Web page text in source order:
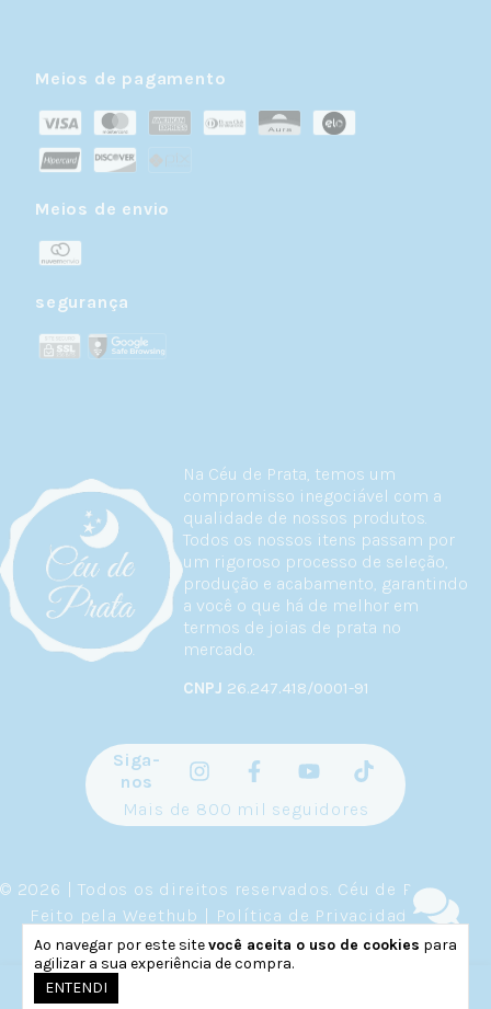
Ao navegar por este sitevocê aceita o uso de cookies para
agilizar a sua experiência de compra.
ENTENDI
Na Céu de Prata, temos um
compromisso inegociável com a
qualidade de nossos produtos.
Todos os nossos itens passam por
um rigoroso processo de seleção,
produção e acabamento, garantindo
a você o que há de melhor em
termos de joias de prata no
mercado.
CNPJ 26.247.418/0001-91
Meios de pagamento
Meios de envio
segurança
Siga-
nos
Mais de 800 mil seguidores
© 2026 | Todos os direitos reservados. Céu de Prata
Feito pela Weethub Política de Privacidade.